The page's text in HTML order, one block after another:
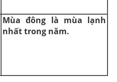
Mùa đông là mùa lạnh
nhất trong năm.